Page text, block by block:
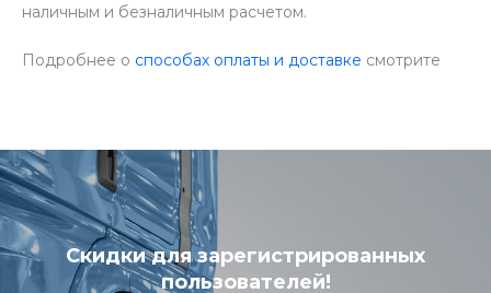
наличным и безналичным расчетом.
Подробнее о способах оплаты и доставке смотрите
Скидки для зарегистрированных
пользователей!